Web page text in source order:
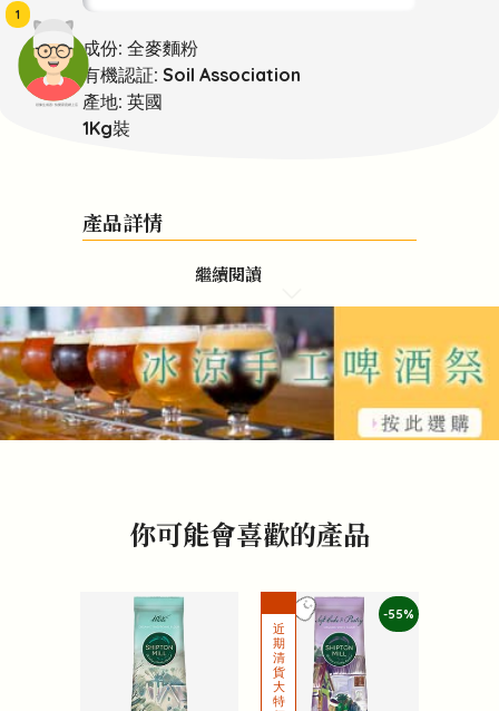
頭像生成器: 快樂家庭網上店
1
成份: 全麥麵粉
有機認証: Soil Association
產地: 英國
1Kg裝
產品詳情
繼續閱讀
你可能會喜歡的產品
-55%